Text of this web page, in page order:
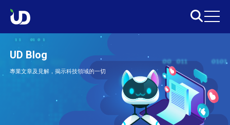
UD Blog
專業文章及見解，揭示科技領域的一切